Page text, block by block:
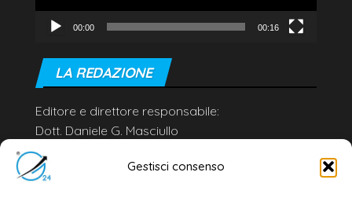
Gestisci consenso
00:00 00:16
LA REDAZIONE
Editore e direttore responsabile:
Dott. Daniele G. Masciullo
Email:
Contatti